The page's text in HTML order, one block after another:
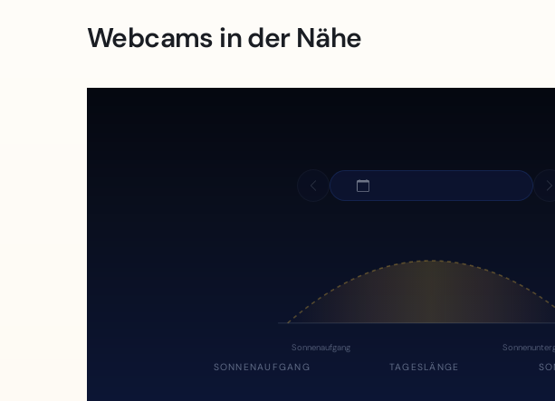
Webcams in der Nähe
Sonnenaufgang
SONNENAUFGANG TAGESLÄNGE